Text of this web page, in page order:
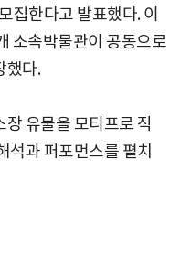
집한다고 발표했다. 이
소속박물관이 공동으로
했다.
유물을 모티프로 직
석과 퍼포먼스를 펼치